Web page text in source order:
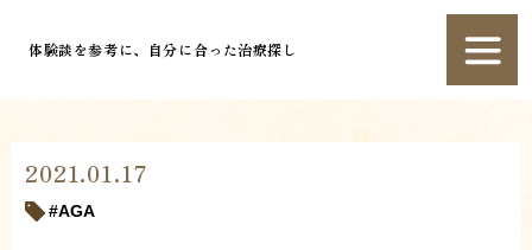
体験談を参考に、自分に合った治療探し
2021.01.17
AGA